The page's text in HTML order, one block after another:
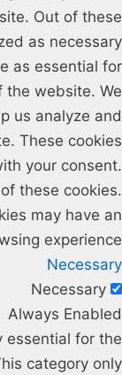
Out of these
as necessary
as essential for
the website. We
us analyze and
These cookies
your consent.
these cookies.
may have an
experience.
Necessary
Necessary
Always Enabled
essential for the
category only